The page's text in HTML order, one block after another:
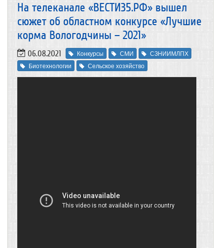
На телеканале «ВЕСТИ35.РФ» вышел
сюжет об областном конкурсе «Лучшие
корма Вологодчины – 2021»
06.08.2021 Конкурсы СМИ
СЗНИИМЛПХ
Биотехнологии
Сельское хозяйство